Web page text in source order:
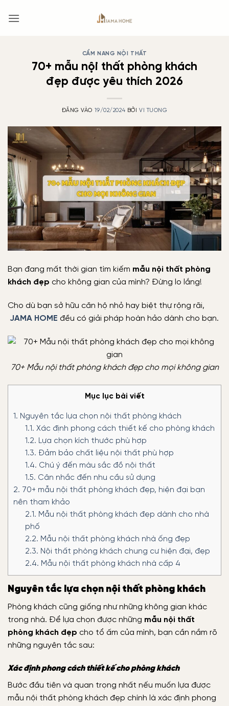
qua
CẨM NANG NỘI THẤT
70+ mẫu nội thất phòng khách
đẹp được yêu thích 2026
ĐĂNG VÀO 19/02/2024 BỞI VI TUONG
Bạn đang mất thời gian tìm kiếm mẫu nội thất phòng
khách đẹp cho không gian của mình? Đừng lo lắng!
Cho dù bạn sở hữu căn hộ nhỏ hay biệt thự rộng rãi,
JAMA HOME đều có giải pháp hoàn hảo dành cho bạn.
70+ Mẫu nội thất phòng khách đẹp cho mọi không gian
Mục lục bài viết
1. Nguyên tắc lựa chọn nội thất phòng khách
1.1. Xác định phong cách thiết kế cho phòng khách
1.2. Lựa chọn kích thước phù hợp
1.3. Đảm bảo chất liệu nội thất phù hợp
1.4. Chú ý đến màu sắc đồ nội thất
1.5. Cân nhắc đến nhu cầu sử dụng
2. 70+ mẫu nội thất phòng khách đẹp, hiện đại bạn
nên tham khảo
2.1. Mẫu nội thất phòng khách đẹp dành cho nhà
phố
2.2. Mẫu nội thất phòng khách nhà ống đẹp
2.3. Nội thất phòng khách chung cư hiện đại, đẹp
2.4. Mẫu nội thất phòng khách nhà cấp 4
Nguyên tắc lựa chọn nội thất phòng khách
Phòng khách cũng giống như những không gian khác
trong nhà. Để lựa chọn được những mẫu nội thất
phòng khách đẹp cho tổ ấm của mình, bạn cần nắm rõ
những nguyên tắc sau:
Xác định phong cách thiết kế cho phòng khách
Bước đầu tiên và quan trọng nhất nếu muốn lựa được
mẫu nội thất phòng khách đẹp chính là xác định phong